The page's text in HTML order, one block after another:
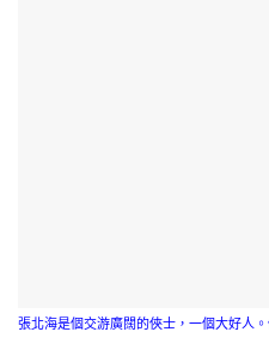
張北海是個交游廣闊的俠士，一個大好人